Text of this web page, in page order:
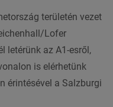
területén vezet
Lofer
letérünk az A1-esről,
is elérhetünk
érintésével a Salzburgi